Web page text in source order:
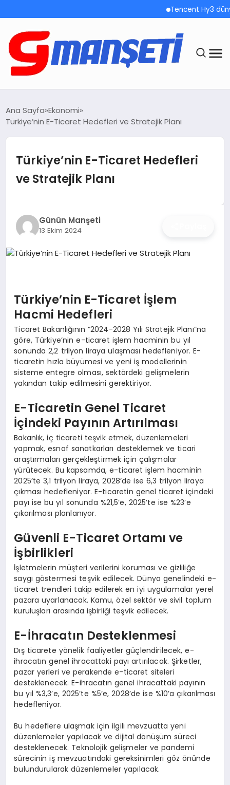
Tencent Hy3 dünya
DEMOLAR
MEGA MENÜ
TEKNOLOJI
İŞ DÜNYASI
MAGAZIN
KRIPTO PARA
GEZI & SEYAHAT
Ana Sayfa Ekonomi
Türkiye’nin E-Ticaret Hedefleri ve Stratejik Planı
Türkiye’nin E-Ticaret Hedefleri
ve Stratejik Planı
Günün Manşeti
13 Ekim 2024
Türkiye’nin E-Ticaret İşlem
Hacmi Hedefleri
Ticaret Bakanlığının “2024-2028 Yılı Stratejik Planı”na
göre, Türkiye’nin e-ticaret işlem hacminin bu yıl
sonunda 2,2 trilyon liraya ulaşması hedefleniyor. E-
ticaretin hızla büyümesi ve yeni iş modellerinin
sisteme entegre olması, sektördeki gelişmelerin
yakından takip edilmesini gerektiriyor.
E-Ticaretin Genel Ticaret
İçindeki Payının Artırılması
Bakanlık, iç ticareti teşvik etmek, düzenlemeleri
yapmak, esnaf sanatkarları desteklemek ve ticari
araştırmaları gerçekleştirmek için çalışmalar
yürütecek. Bu kapsamda, e-ticaret işlem hacminin
2025’te 3,1 trilyon liraya, 2028’de ise 6,3 trilyon liraya
çıkması hedefleniyor. E-ticaretin genel ticaret içindeki
payı ise bu yıl sonunda %21,5’e, 2025’te ise %23’e
çıkarılması planlanıyor.
Güvenli E-Ticaret Ortamı ve
İşbirlikleri
İşletmelerin müşteri verilerini koruması ve gizliliğe
saygı göstermesi teşvik edilecek. Dünya genelindeki e-
ticaret trendleri takip edilerek en iyi uygulamalar yerel
pazara uyarlanacak. Kamu, özel sektör ve sivil toplum
kuruluşları arasında işbirliği teşvik edilecek.
E-İhracatın Desteklenmesi
Dış ticarete yönelik faaliyetler güçlendirilecek, e-
ihracatın genel ihracattaki payı artırılacak. Şirketler,
pazar yerleri ve perakende e-ticaret siteleri
desteklenecek. E-ihracatın genel ihracattaki payının
bu yıl %3,3’e, 2025’te %5’e, 2028’de ise %10’a çıkarılması
hedefleniyor.
Bu hedeflere ulaşmak için ilgili mevzuatta yeni
düzenlemeler yapılacak ve dijital dönüşüm süreci
desteklenecek. Teknolojik gelişmeler ve pandemi
sürecinin iş mevzuatındaki gereksinimleri göz önünde
bulundurularak düzenlemeler yapılacak.